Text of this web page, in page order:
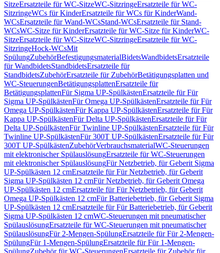
SitzeErsatzteile für WC-SitzeWC-SitzringeErsatzteile für WC-
SitzringeWCs für KinderErsatzteile für WCs für KinderWand-
WCsErsatzteile für Wand-WCsStand-WCsErsatzteile für Stand-
WCsWC-Sitze für KinderErsatzteile für WC-Sitze für KinderWC-
SitzeErsatzteile für WC-SitzeWC-SitzringeErsatzteile für WC-
SitzringeHock-WCsMit
SpülungZubehörBefestigungsmaterialBidetsWandbidetsErsatzteile
für WandbidetsStandbidetsErsatzteile für
StandbidetsZubehörErsatzteile für ZubehörBetätigungsplatten und
WC-SteuerungenBetätigungsplattenErsatzteile für
BetätigungsplattenFür Sigma UP-SpülkästenErsatzteile für Für
Sigma UP-SpülkästenFür Omega UP-SpülkästenErsatzteile für Für
Omega UP-SpülkästenFür Kappa UP-SpülkästenErsatzteile für Für
Kappa UP-SpülkästenFür Delta UP-SpülkästenErsatzteile für Für
Delta UP-SpülkästenFür Twinline UP-SpülkästenErsatzteile für Für
Twinline UP-SpülkästenFür 300T UP-SpülkästenErsatzteile für Für
300T UP-SpülkästenZubehörVerbrauchsmaterialWC-Steuerungen
mit elektronischer SpülauslösungErsatzteile für WC-Steuerungen
mit elektronischer SpülauslösungFür Netzbetrieb, für Geberit Sigma
UP-Spülkästen 12 cmErsatzteile für Für Netzbetrieb, für Geberit
Sigma UP-Spülkästen 12 cmFür Netzbetrieb, für Geberit Omega
UP-Spülkästen 12 cmErsatzteile für Für Netzbetrieb, für Geberit
Omega UP-Spülkästen 12 cmFür Batteriebetrieb, für Geberit Sigma
UP-Spülkästen 12 cmErsatzteile für Für Batteriebetrieb, für Geberit
Sigma UP-Spülkästen 12 cmWC-Steuerungen mit pneumatischer
SpülauslösungErsatzteile für WC-Steuerungen mit pneumatischer
SpülauslösungFür 2-Mengen-SpülungErsatzteile für Für 2-Mengen-
SpülungFür 1-Mengen-SpülungErsatzteile für Für 1-Mengen-
SpülungZubehör für WC-SteuerungenErsatzteile für Zubehör für